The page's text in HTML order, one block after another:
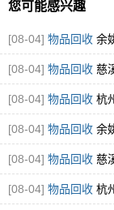
您可能感兴趣
[08-04] 物品回收 余
[08-04] 物品回收 慈
304.316厂家直接收购
[08-04] 物品回收 杭
钢回收[图]
[08-04] 物品回收 余
[08-04] 物品回收 慈
304.316厂家直接收购
[08-04] 物品回收 杭